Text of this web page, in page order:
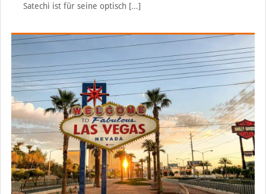
Satechi ist für seine optisch […]